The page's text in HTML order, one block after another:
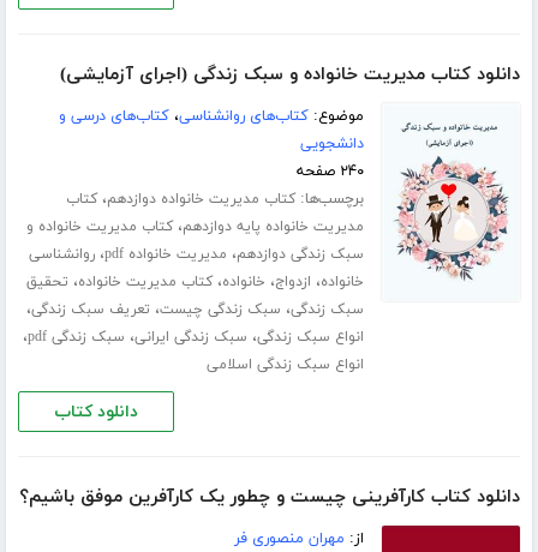
دانلود کتاب مدیریت خانواده و سبک زندگی (اجرای آزمایشی)
موضوع:کتاب‌های روانشناسی،کتاب‌های درسی و
دانشجویی
۲۴۰ صفحه
برچسب‌ها:کتاب مدیریت خانواده دوازدهم،کتاب
مدیریت خانواده پایه دوازدهم،کتاب مدیریت خانواده و
سبک زندگی دوازدهم، مدیریت خانواده pdf ،روانشناسی
خانواده، ازدواج، خانواده،کتاب مدیریت خانواده، تحقیق
سبک زندگی، سبک زندگی چیست، تعریف سبک زندگی،
انواع سبک زندگی، سبک زندگی ایرانی، سبک زندگی pdf ،
انواع سبک زندگی اسلامی
دانلود کتاب
دانلود کتاب کارآفرینی چیست و چطور یک کارآفرین موفق باشیم؟
از: مهران منصوری فر